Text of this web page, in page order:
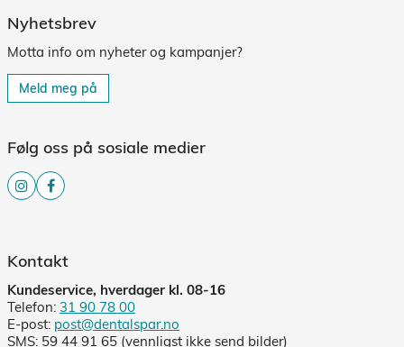
Nyhetsbrev
Motta info om nyheter og kampanjer?
Meld meg på
Følg oss på sosiale medier
Kontakt
Kundeservice, hverdager kl. 08-16
Telefon: 31 90 78 00
E-post: post@dentalspar.no
SMS: 59 44 91 65 (vennligst ikke send bilder)